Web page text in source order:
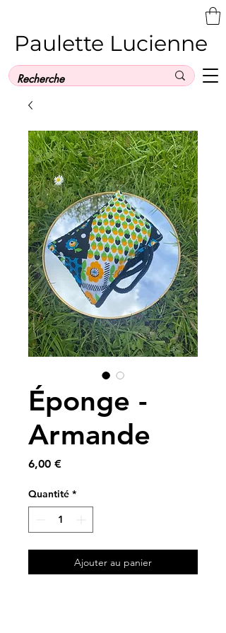
Paulette Lucienne
Éponge -
Armande
6,00 €Prix
Quantité *
Ajouter au panier